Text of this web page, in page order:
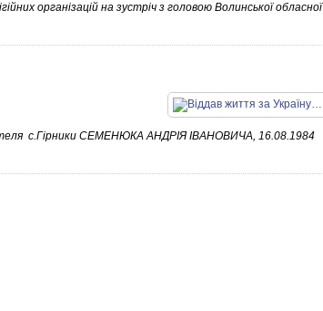
організацій на зустріч з головою Волинської обласної
с.Гірники СЕМЕНЮКА АНДРІЯ ІВАНОВИЧА, 16.08.1984